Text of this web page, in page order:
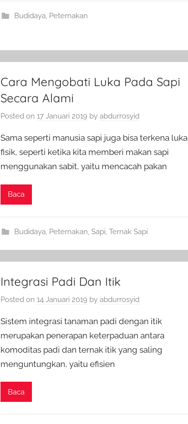
Budidaya, Peternakan
Cara Mengobati Luka Pada Sapi
Secara Alami
Posted on17 Januari 2019 byabdurrosyid
Sama seperti manusia sapi juga bisa terkena luka
fisik, seperti ketika kita memberi makan sapi
menggunakan sabit, yaitu mencacah pakan
Baca
Budidaya Peternakan Sapi Ternak Sapi
Integrasi Padi Dan Itik
Posted on14 Januari 2019 byabdurrosyid
Sistem integrasi tanaman padi dengan itik
merupakan penerapan keterpaduan antara
komoditas padi dan ternak itik yang saling
menguntungkan, yaitu efisien
Baca